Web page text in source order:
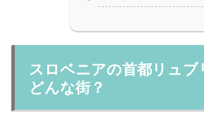
スロベニアの首都リュブ
どんな街？